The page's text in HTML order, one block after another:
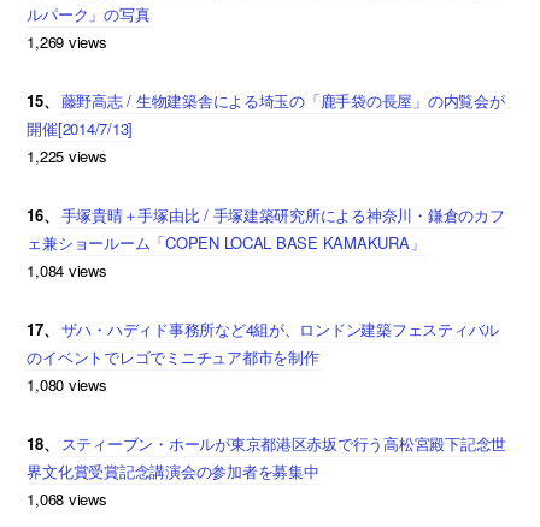
ルパーク」の写真
1,269 views
15、 藤野高志 / 生物建築舎による埼玉の「鹿手袋の長屋」の内覧会が
開催[2014/7/13]
1,225 views
16、 手塚貴晴＋手塚由比 / 手塚建築研究所による神奈川・鎌倉のカフ
ェ兼ショールーム「COPEN LOCAL BASE KAMAKURA」
1,084 views
17、 ザハ・ハディド事務所など4組が、ロンドン建築フェスティバル
のイベントでレゴでミニチュア都市を制作
1,080 views
18、
スティーブン・ホールが東京都港区赤坂で行う高松宮殿下記念世
界文化賞受賞記念講演会の参加者を募集中
1,068 views